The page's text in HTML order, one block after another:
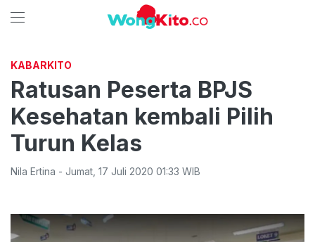
KABARKITO
Ratusan Peserta BPJS
Kesehatan kembali Pilih
Turun Kelas
Nila Ertina - Jumat 17 Juli 2020 01:33 WIB